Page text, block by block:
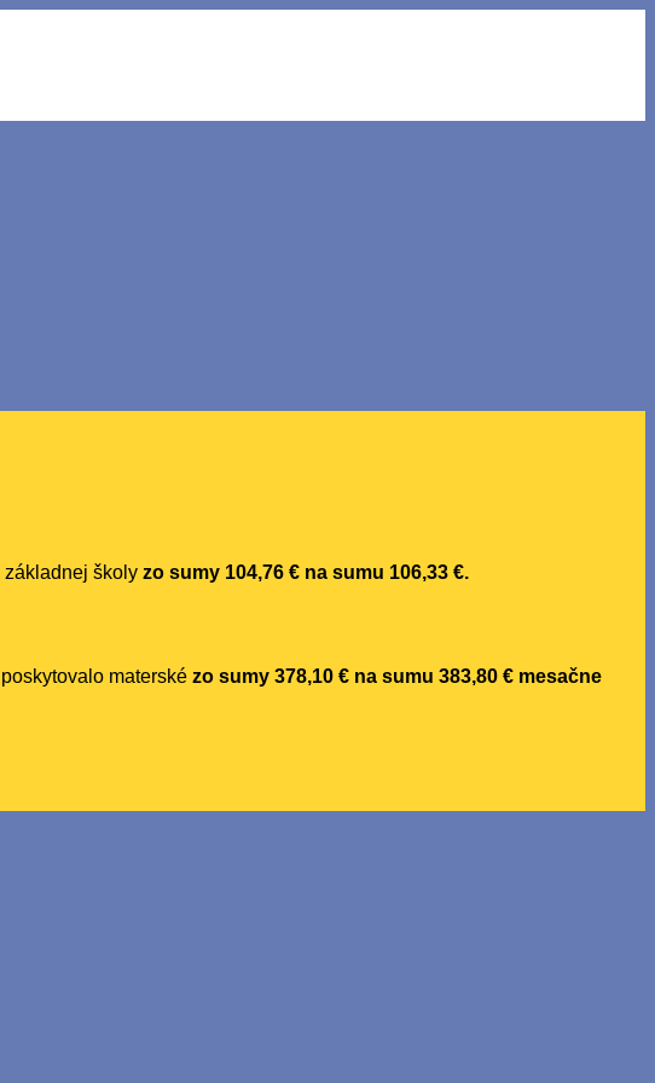
základnej školy zo sumy 104,76 € na sumu 106,33 €.
materské zo sumy 378,10 € na sumu 383,80 € mesačne